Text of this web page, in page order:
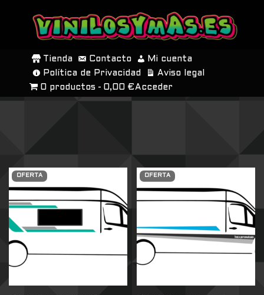
SALTAR
CONTENIDO
Tienda Contacto
Mi cuenta
Política de Privacidad
Aviso legal
0 productos
0,00 € Acceder
OFERTA OFERTA